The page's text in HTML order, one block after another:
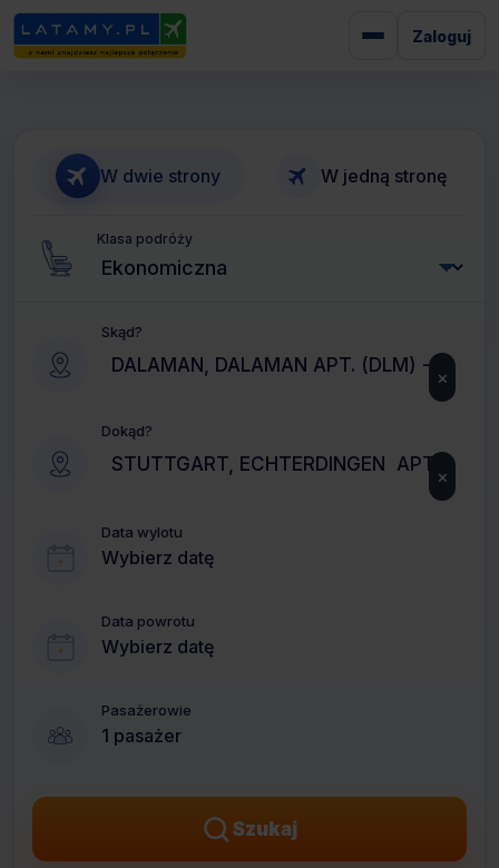
Zaloguj
W dwie strony W jedną stronę
Klasa podróży
Skąd?
×
Dokąd?
×
Data wylotu
Wybierz datę
Data powrotu
Wybierz datę
Pasażerowie
1 pasażer
Szukaj